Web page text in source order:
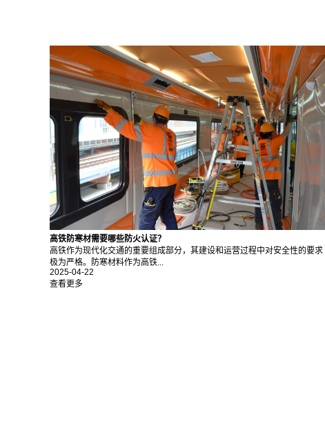
高铁防寒材需要哪些防火认证？
高铁作为现代化交通的重要组成部分，其建设和运营过程中对安全性的要求
极为严格。防寒材料作为高铁...
2025-04-22
查看更多